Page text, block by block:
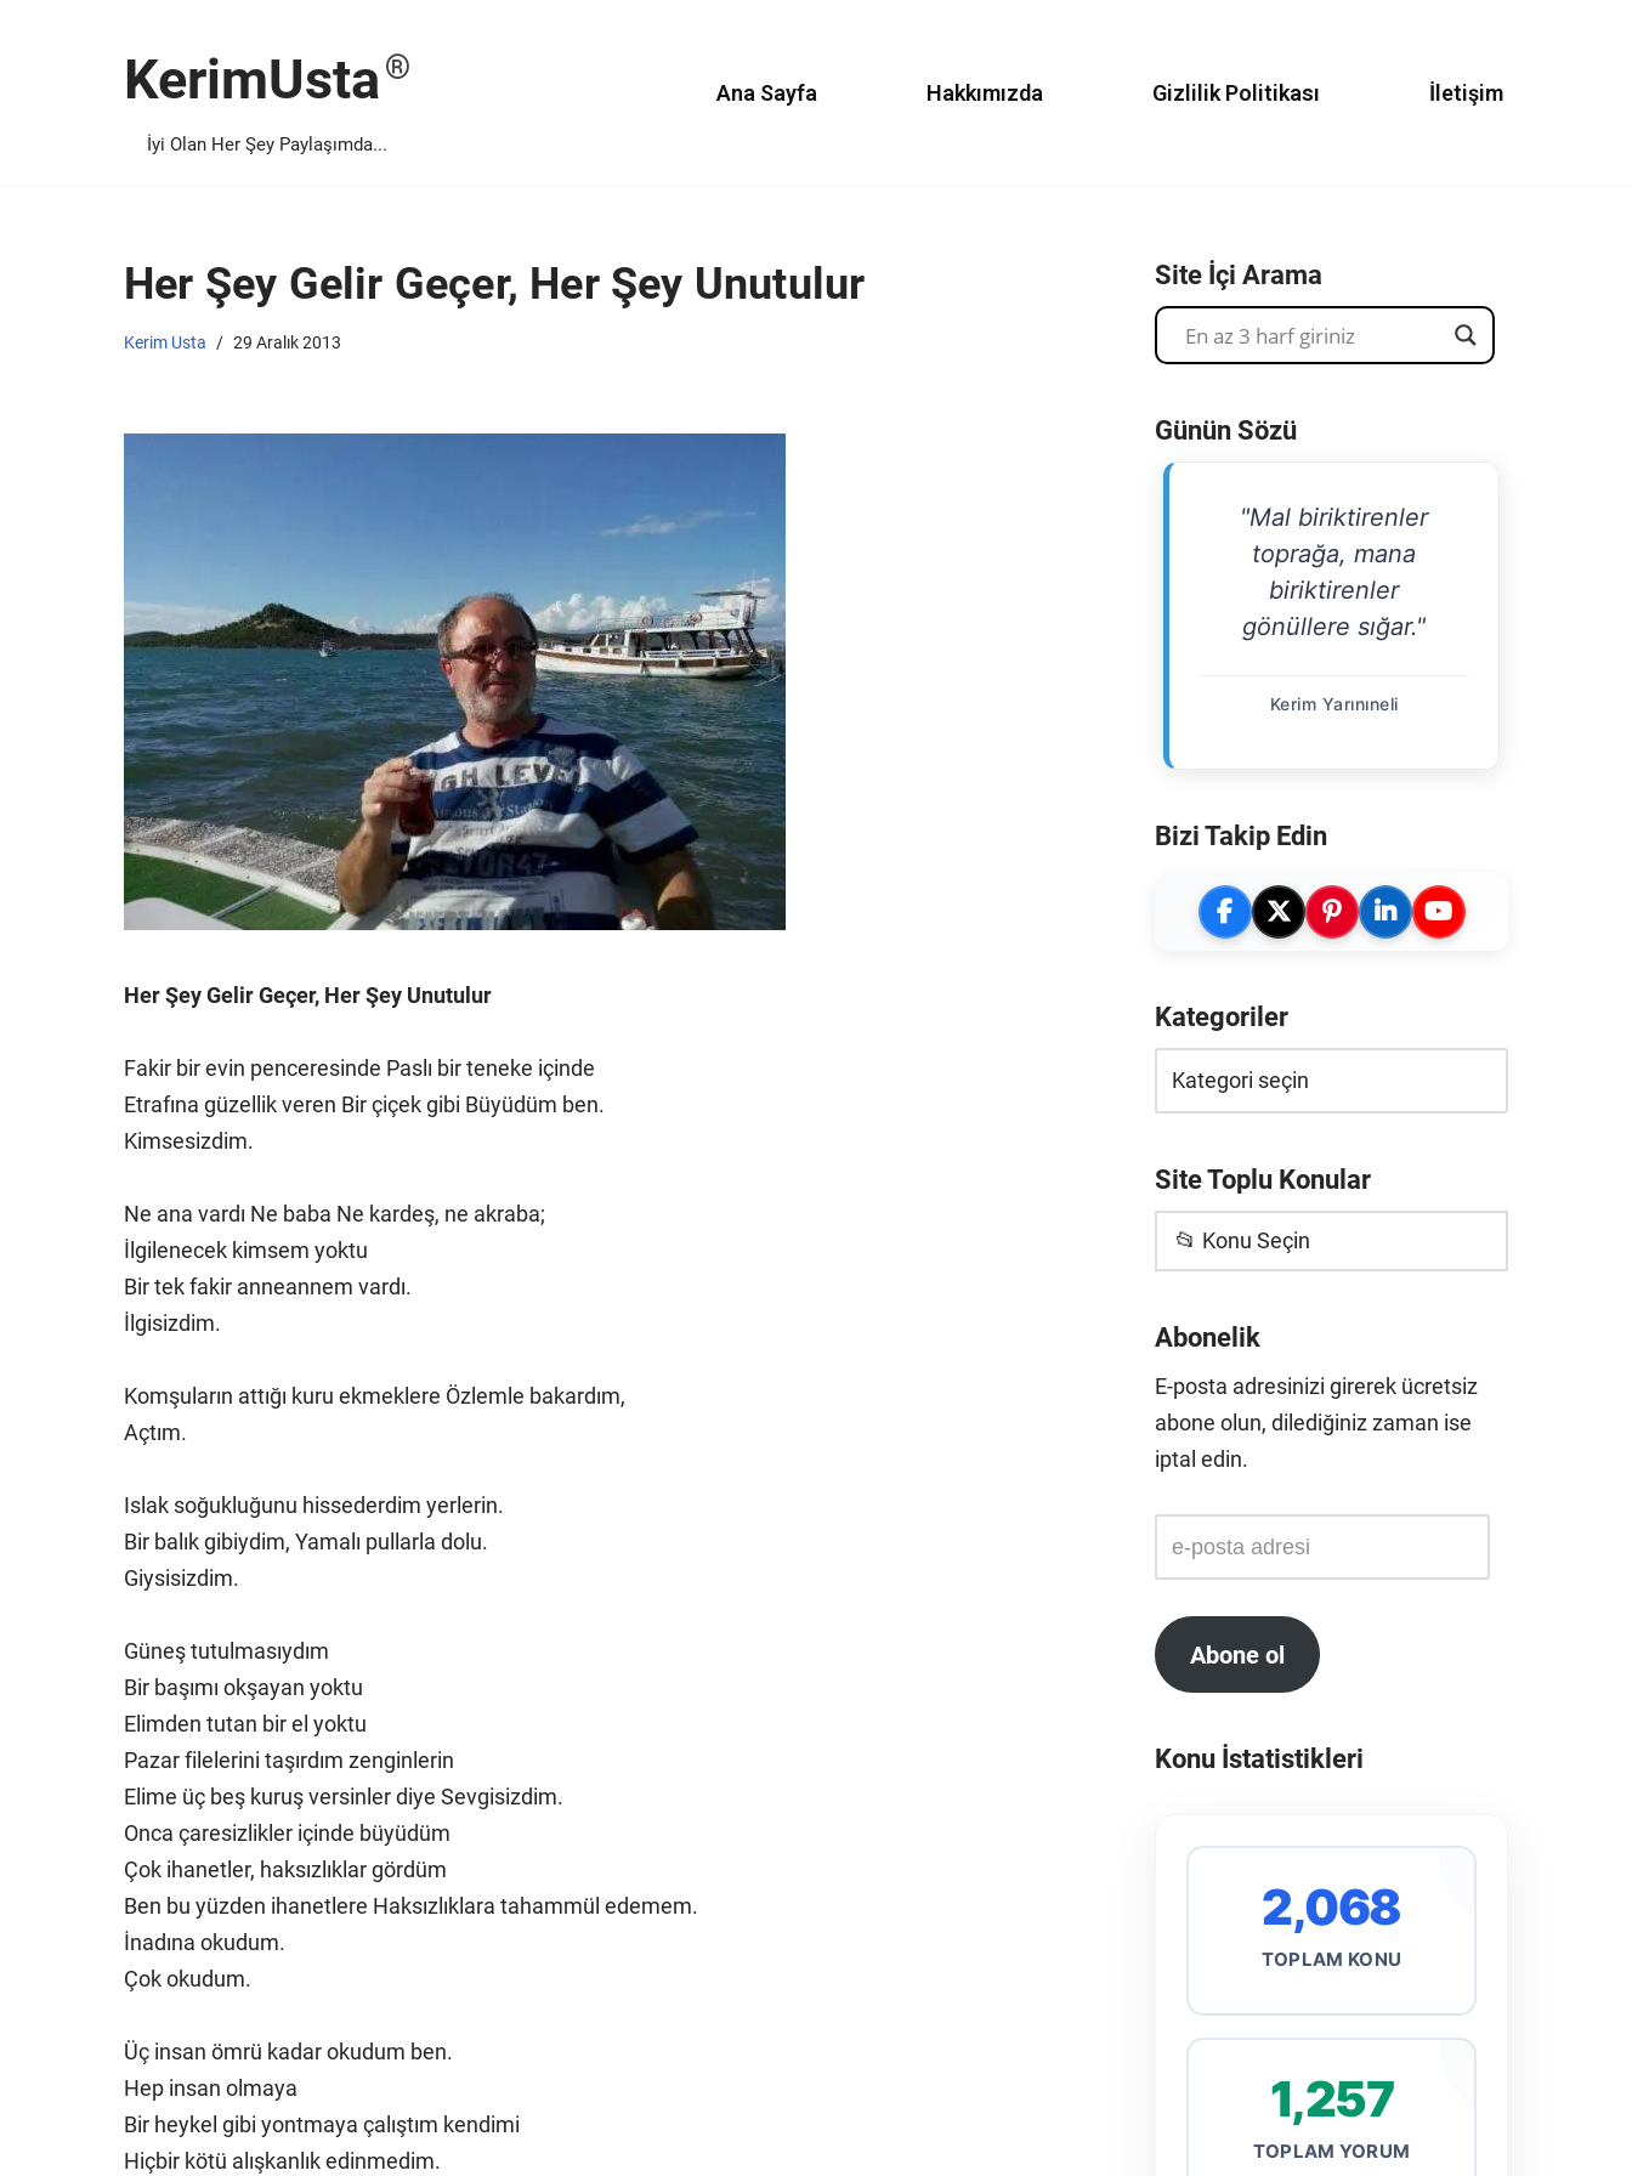
KerimUsta
İyi Olan Her Şey Paylaşımda...
Ana Sayfa Hakkımızda Gizlilik Politikası İletişim
Her Şey Gelir Geçer, Her Şey Unutulur
Kerim Usta 29 Aralık 2013
Her Şey Gelir Geçer, Her Şey Unutulur
Fakir bir evin penceresinde Paslı bir teneke içinde
Etrafına güzellik veren Bir çiçek gibi Büyüdüm ben.
Kimsesizdim.
Ne ana vardı Ne baba Ne kardeş, ne akraba;
İlgilenecek kimsem yoktu
Bir tek fakir anneannem vardı.
İlgisizdim.
Komşuların attığı kuru ekmeklere Özlemle bakardım,
Açtım.
Islak soğukluğunu hissederdim yerlerin.
Bir balık gibiydim, Yamalı pullarla dolu.
Giysisizdim.
Güneş tutulmasıydım
Bir başımı okşayan yoktu
Elimden tutan bir el yoktu
Pazar filelerini taşırdım zenginlerin
Elime üç beş kuruş versinler diye Sevgisizdim.
Onca çaresizlikler içinde büyüdüm
Çok ihanetler, haksızlıklar gördüm
Ben bu yüzden ihanetlere Haksızlıklara tahammül edemem.
İnadına okudum.
Çok okudum.
Üç insan ömrü kadar okudum ben.
Hep insan olmaya
Bir heykel gibi yontmaya çalıştım kendimi
Hiçbir kötü alışkanlık edinmedim.
Site İçi Arama
Günün Sözü
"Mal biriktirenler
toprağa, mana
biriktirenler
gönüllere sığar."
Kerim Yarınıneli
Bizi Takip Edin
Kategoriler
Site Toplu Konular
📂 Konu Seçin
Abonelik
E-posta adresinizi girerek ücretsiz
abone olun, dilediğiniz zaman ise
iptal edin.
Abone ol
Konu İstatistikleri
2,068
TOPLAM KONU
1,257
TOPLAM YORUM